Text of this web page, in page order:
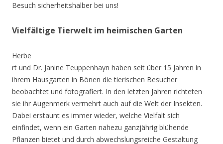
Besuch sicherheitshalber bei uns!
Vielfältige Tierwelt im heimischen Garten
Herbe
rt und Dr. Janine Teuppenhayn haben seit über 15 Jahren in
ihrem Hausgarten in Bönen die tierischen Besucher
beobachtet und fotografiert. In den letzten Jahren richteten
sie ihr Augenmerk vermehrt auch auf die Welt der Insekten.
Dabei erstaunt es immer wieder, welche Vielfalt sich
einfindet, wenn ein Garten nahezu ganzjährig blühende
Pflanzen bietet und durch abwechslungsreiche Gestaltung